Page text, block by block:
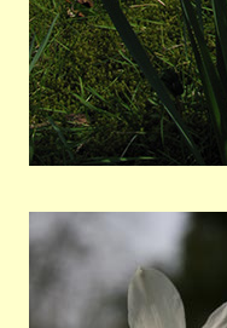
Bild